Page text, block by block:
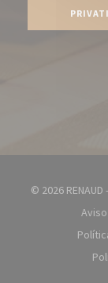
© 2026